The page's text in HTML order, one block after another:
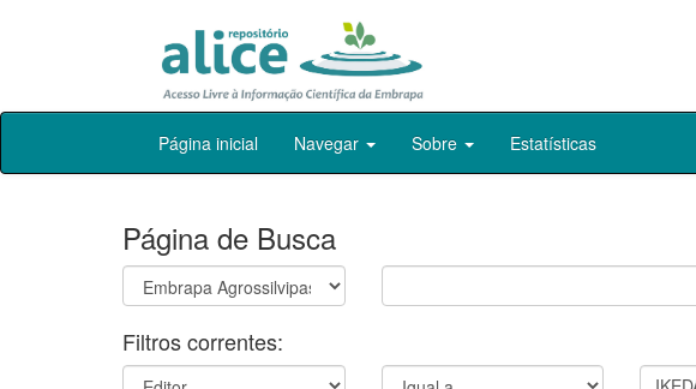
Skip
Página inicial Navegar Sobre Estatísticas
Página de Busca
Filtros correntes: